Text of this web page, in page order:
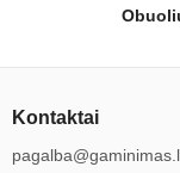
Kontaktai